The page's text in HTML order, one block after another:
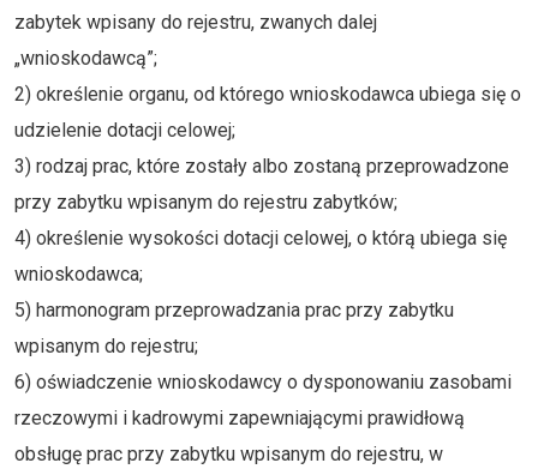
zabytek wpisany do rejestru, zwanych dalej
„wnioskodawcą”;
2) określenie organu, od którego wnioskodawca ubiega się o
udzielenie dotacji celowej;
3) rodzaj prac, które zostały albo zostaną przeprowadzone
przy zabytku wpisanym do rejestru zabytków;
4) określenie wysokości dotacji celowej, o którą ubiega się
wnioskodawca;
5) harmonogram przeprowadzania prac przy zabytku
wpisanym do rejestru;
6) oświadczenie wnioskodawcy o dysponowaniu zasobami
rzeczowymi i kadrowymi zapewniającymi prawidłową
obsługę prac przy zabytku wpisanym do rejestru, w